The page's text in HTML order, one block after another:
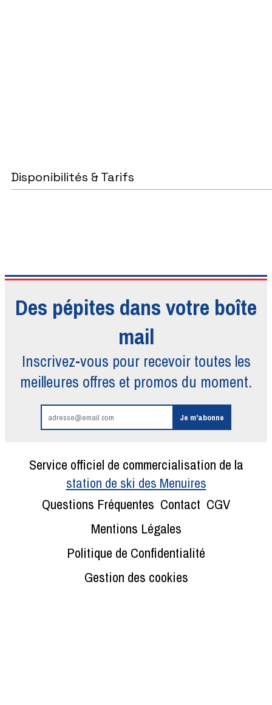
Disponibilités & Tarifs
Des pépites dans votre boîte
mail
Inscrivez-vous pour recevoir toutes les
meilleures offres et promos du moment.
Service officiel de commercialisation de la
station de ski des Menuires
Questions Fréquentes Contact CGV
Mentions Légales
Politique de Confidentialité
Gestion des cookies